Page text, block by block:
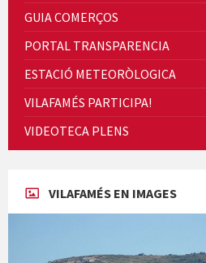
Cicle de Cine i Dones rurals
GUIA COMERÇOS
PORTAL TRANSPARENCIA
ESTACIÓ METEORÒLOGICA
VILAFAMÉS PARTICIPA!
VIDEOTECA PLENS
VILAFAMÉS EN IMAGES